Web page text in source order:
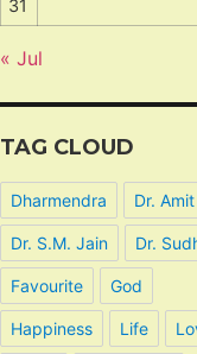
31
« Jul
TAG CLOUD
Dharmendra Dr. Amit
Dr. S.M. Jain Dr.
Favourite God
Happiness Life